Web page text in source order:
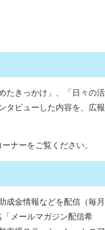
たきっかけ」、「日々の活
タビューした内容を、広報
ナーをご覧ください。
金情報などを配信（毎月
メールマガジン配信希